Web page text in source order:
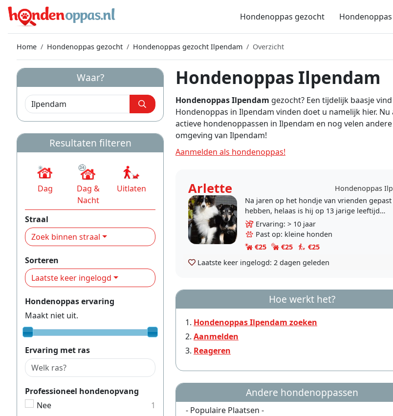
Hondenoppas gezocht
Home Hondenoppas gezocht Hondenoppas gezocht Ilpendam Overzicht
Hondenoppas Ilpendam
Hondenoppas Ilpendam gezocht? Een tijdelijk baasje
Hondenoppas in Ilpendam vinden doet u namelijk hier. Nu
actieve hondenoppassen in Ilpendam en nog velen
omgeving van Ilpendam!
Aanmelden als hondenoppas!
Arlette
Hondenoppas
Na jaren op het hondje van vrienden
hebben, helaas is hij op 13 jarige leeftijd
overleden, zijn we opzoek naar een nieuw
hondje dat af en..
Ervaring: > 10 jaar
Past op: kleine honden
€25
€25
€25
Laatste keer ingelogd: 2 dagen geleden
Hoe werkt het?
Hondenoppas Ilpendam zoeken
Aanmelden
Reageren
Andere hondenoppassen
- Populaire Plaatsen -
Waar?
Resultaten filteren
Dag
Dag &
Nacht
Uitlaten
Straal
Zoek binnen straal
Sorteren
Laatste keer ingelogd
Hondenoppas ervaring
Maakt niet uit.
Ervaring met ras
Professioneel hondenopvang
Nee
1